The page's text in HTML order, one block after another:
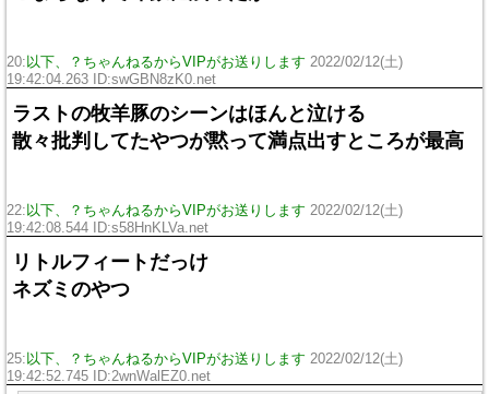
20: 以下、？ちゃんねるからVIPがお送りします 2022/02/12(土)
19:42:04.263 ID:swGBN8zK0.net
ラストの牧羊豚のシーンはほんと泣ける
散々批判してたやつが黙って満点出すところが最高
22: 以下、？ちゃんねるからVIPがお送りします 2022/02/12(土)
19:42:08.544 ID:s58HnKLVa.net
リトルフィートだっけ
ネズミのやつ
25: 以下、？ちゃんねるからVIPがお送りします 2022/02/12(土)
19:42:52.745 ID:2wnWalEZ0.net